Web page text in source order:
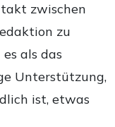
zwischen
zu
als das
Unterstützung,
ist, etwas